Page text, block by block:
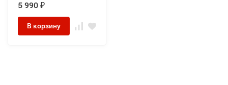
5 990 ₽
В корзину